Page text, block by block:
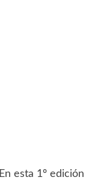
En esta 1º edición